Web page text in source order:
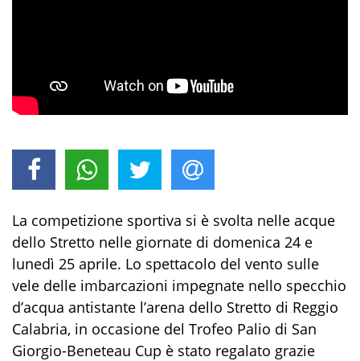
La competizione sportiva si è svolta nelle acque
dello Stretto nelle giornate di domenica 24 e
lunedì 25 aprile. Lo spettacolo del vento sulle
vele delle imbarcazioni impegnate nello specchio
d’acqua antistante l’arena dello Stretto di Reggio
Calabria, in occasione del Trofeo Palio di San
Giorgio-Beneteau Cup è stato regalato grazie